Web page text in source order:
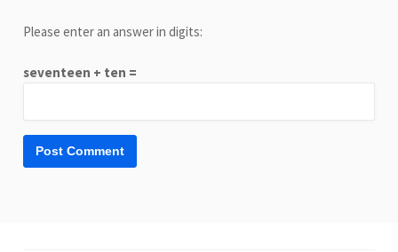
Please enter an answer in digits:
seventeen + ten =